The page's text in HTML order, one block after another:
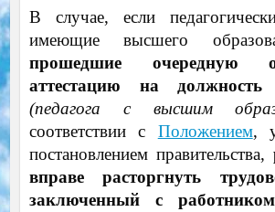
В случае, если
имеющие высшего
прошедшие очередную
аттестацию на должность
(педагога с высшим
соответствии с Положением,
постановлением правительства,
вправе расторгнуть
заключенный с